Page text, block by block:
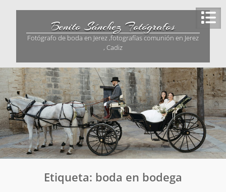
Benito Sánchez Fotógrafos
Fotógrafo de boda en Jerez ,fotografías comunión en Jerez
, Cadiz
Etiqueta: boda en bodega